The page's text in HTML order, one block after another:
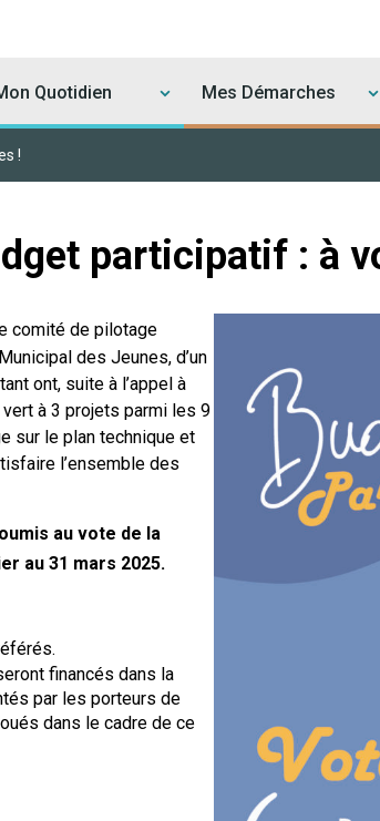
Quotidien Mes Démarches
!
participatif : à
comité de pilotage
des Jeunes, d’un
ont, suite à l’appel à
à 3 projets parmi les 9
sur le plan technique et
l’ensemble des
au vote de la
au 31 mars 2025.
financés dans la
par les porteurs de
dans le cadre de ce